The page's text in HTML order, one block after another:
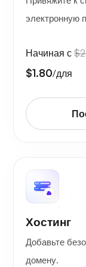
электронную
Начиная с
$1.80/для
Хостинг
Добавьте
домену.